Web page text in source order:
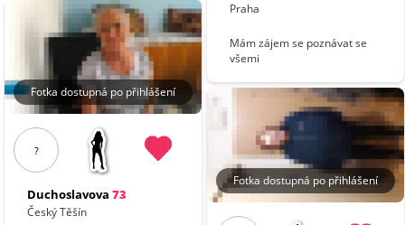
Fotka dostupná po přihlášení
?
Duchoslavova 73
Český Těšín
Praha
Mám zájem se poznávat se
všemi
Fotka dostupná po přihlášení